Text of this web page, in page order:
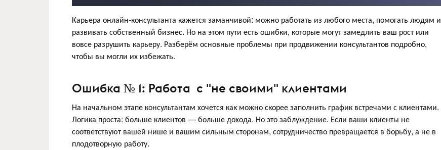
Карьера онлайн-консультанта кажется заманчивой: можно работать из любого места, помогать людям и
развивать собственный бизнес. Но на этом пути есть ошибки, которые могут замедлить ваш рост или
вовсе разрушить карьеру. Разберём основные проблемы при продвижении консультантов подробно,
чтобы вы могли их избежать.
Ошибка № 1: Работа с "не своими" клиентами
На начальном этапе консультантам хочется как можно скорее заполнить график встречами с клиентами.
Логика проста: больше клиентов — больше дохода. Но это заблуждение. Если ваши клиенты не
соответствуют вашей нише и вашим сильным сторонам, сотрудничество превращается в борьбу, а не в
плодотворную работу.